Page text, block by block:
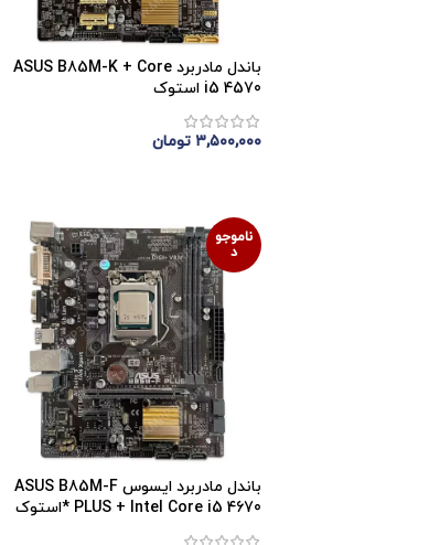
باندل مادربرد ASUS B85M-K + Core
i5 4570 استوک
۳,۵۰۰,۰۰۰ تومان
ناموجو
د
باندل مادربرد ایسوس ASUS B85M-F
PLUS + Intel Core i5 4670 *استوک